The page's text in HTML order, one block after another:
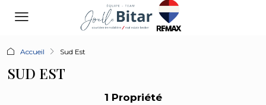
Accueil Sud Est
SUD EST
1 Propriété